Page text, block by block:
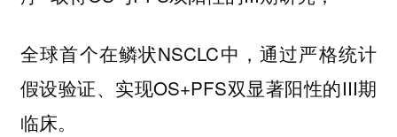
全球首个在鳞状NSCLC中，通过严格统计
假设验证、实现OS+PFS双显著阳性的III期
临床。